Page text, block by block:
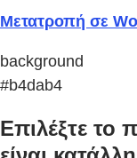
Μετατροπή σε
background
#b4dab4
Επιλέξτε